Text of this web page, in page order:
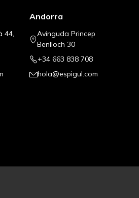
44,
Andorra
Avinguda Princep
Benlloch 30
+34 663 838 708
hola@espigul.com